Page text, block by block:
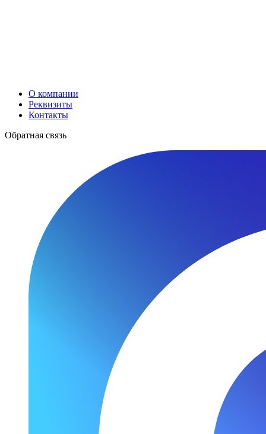
О компании
Реквизиты
Контакты
Обратная связь